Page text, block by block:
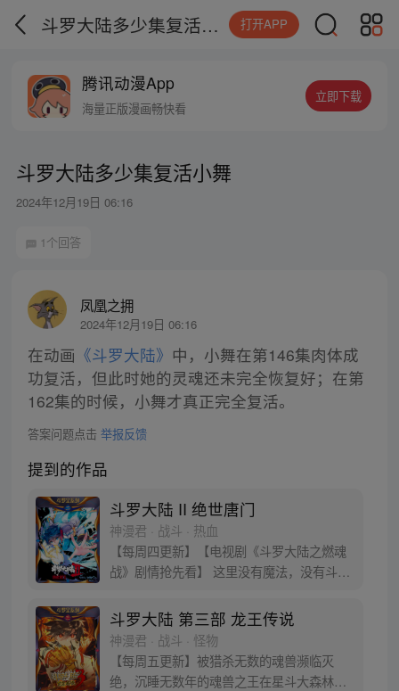
斗罗大陆多少集复活小舞 打开APP
腾讯动漫App
海量正版漫画畅快看
立即下载
斗罗大陆多少集复活小舞
2024年12月19日 06:16
1个回答
凤凰之拥
2024年12月19日 06:16
在动画 《斗罗大陆》 中，小舞在第146集肉体成
功复活，但此时她的灵魂还未完全恢复好；在第
162集的时候，小舞才真正完全复活。
答案问题点击 举报反馈
提到的作品
斗罗大陆 II 绝世唐门
神漫君 · 战斗 · 热血
【每周四更新】【电视剧《斗罗大陆之燃魂
战》剧情抢先看】 这里没有魔法，没有斗
后的斗罗大陆上，唐门式微，一代天骄霍雨
浩横空出世，一切的神奇都将一一展现。 唐
门暗器能否重振雄风，唐门能否重现辉煌，
一切尽绝世唐门！
斗罗大陆 第三部 龙王传说
神漫君 · 战斗 · 怪物
【每周五更新】被猎杀无数的魂兽濒临灭
绝，沉睡无数年的魂兽之王在星斗大森林最